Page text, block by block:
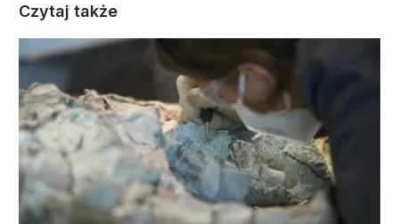
Czytaj także